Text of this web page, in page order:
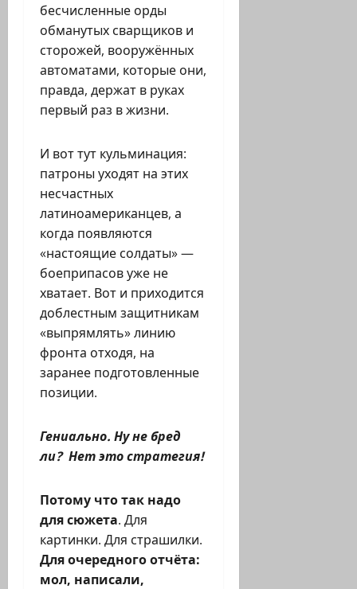
бесчисленные орды
обманутых сварщиков и
сторожей, вооружённых
автоматами, которые они,
правда, держат в руках
первый раз в жизни.
И вот тут кульминация:
патроны уходят на этих
несчастных
латиноамериканцев, а
когда появляются
«настоящие солдаты» —
боеприпасов уже не
хватает. Вот и приходится
доблестным защитникам
«выпрямлять» линию
фронта отходя, на
заранее подготовленные
позиции.
Гениально. Ну не бред
ли? Нет это стратегия!
Потому что так надо
для сюжета. Для
картинки. Для страшилки.
Для очередного отчёта:
мол, написали,